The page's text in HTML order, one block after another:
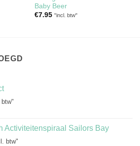
Baby Beer
€7.95 "incl. btw"
Activiteitenspiraal Sailors Bay
btw"